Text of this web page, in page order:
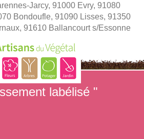
Jarcy, 91000 Evry, 91080
Bondoufle, 91090 Lisses, 91350
91610 Ballancourt s/Essonne
labélisé "